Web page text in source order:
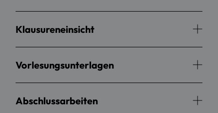
Klausureneinsicht
Vorlesungsunterlagen
Abschlussarbeiten